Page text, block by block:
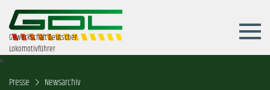
Gewerkschaft Deutscher
Lokomotivführer
Presse Newsarchiv